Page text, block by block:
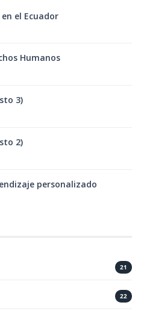
el Ecuador
Humanos
3)
2)
personalizado
21
22